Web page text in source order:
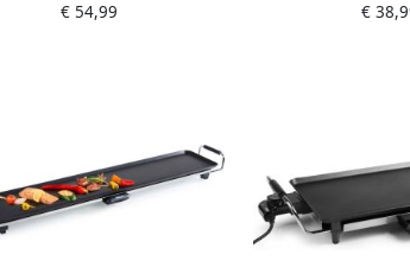
Tafelgrill met Instelbare
€ 54,99
Tafelgrill met
€